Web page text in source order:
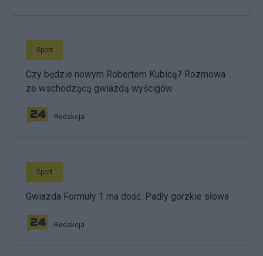
Sport
Czy będzie nowym Robertem Kubicą? Rozmowa
ze wschodzącą gwiazdą wyścigów
Redakcja
Sport
Gwiazda Formuły 1 ma dość. Padły gorzkie słowa
Redakcja